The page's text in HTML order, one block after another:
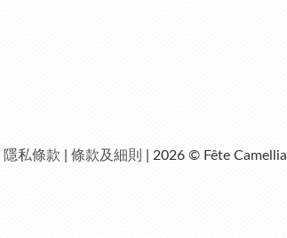
隱私條款 條款及細則 | 2026 © Fête Camellia